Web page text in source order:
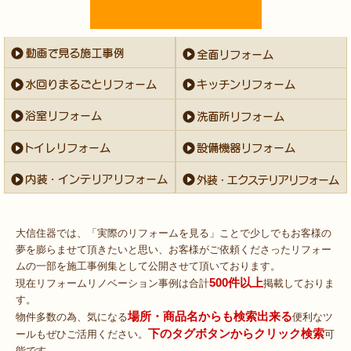
大信住器では、「実際のリフォームを見る」ことで少しでもお客様の
夢を膨らませて頂きたいと思い、お客様がご依頼くださったリフォー
ムの一部を施工事例集として公開させて頂いております。
現在リフォームリノベーション事例は合計500件以上掲載しておりま
す。
物件多数の為、気になる場所・商品名からも検索出来る便利なツ
ールもぜひご活用ください。 下のタグボタンからクリック検索可